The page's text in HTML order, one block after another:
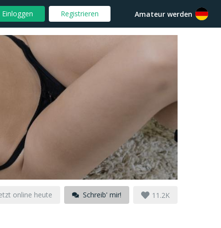
Einloggen Registrieren Amateur werden
online heute Schreib' mir! 11.2K